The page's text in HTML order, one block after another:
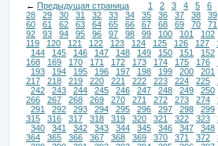
← Предыдущая страница 1 2 3 4 5 6
28
29 30 31 32 33 34 35 36 37 38 39
60
61 62 63 64 65 66 67 68 69 70 71
92
93 94 95 96 97 98 99 100 101 102
119
120 121 122 123 124 125 126 127
144
145 146 147 148 149 150 151 152
168
169 170 171 172 173 174 175 176
193
194 195 196 197 198 199 200 201
217
218 219 220 221 222 223 224 225
242
243 244 245 246 247 248 249 250
266
267 268 269 270 271 272 273 274
291
292 293 294 295 296 297 298 299
315
316 317 318 319 320 321 322 323
340
341 342 343 344 345 346 347 348
364
365 366 367 368 369 370 371 372